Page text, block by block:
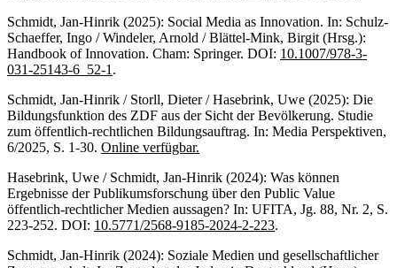
Schmidt, Jan-Hinrik (2025): Social Media as Innovation. In: Schulz-
Schaeffer, Ingo / Windeler, Arnold / Blättel-Mink, Birgit (Hrsg.):
Handbook of Innovation. Cham: Springer. DOI: 10.1007/978-3-
031-25143-6_52-1 .
Schmidt, Jan-Hinrik / Storll, Dieter / Hasebrink, Uwe (2025): Die
Bildungsfunktion des ZDF aus der Sicht der Bevölkerung. Studie
zum öffentlich-rechtlichen Bildungsauftrag. In: Media Perspektiven,
6/2025, S. 1-30. Online verfügbar.
Hasebrink, Uwe / Schmidt, Jan-Hinrik (2024): Was können
Ergebnisse der Publikumsforschung über den Public Value
öffentlich-rechtlicher Medien aussagen? In: UFITA, Jg. 88, Nr. 2, S.
223-252. DOI: 10.5771/2568-9185-2024-2-223.
Schmidt, Jan-Hinrik (2024): Soziale Medien und gesellschaftlicher